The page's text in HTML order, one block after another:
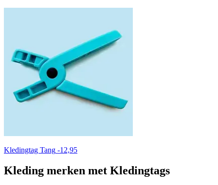
Kledingtag Tang -12,95
Kleding merken met Kledingtags